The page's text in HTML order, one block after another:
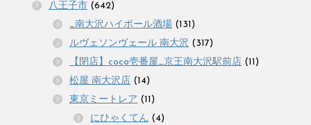
八王子市 (642)
_南大沢ハイボール酒場 (131)
ルヴェソンヴェール 南大沢 (317)
【閉店】coco壱番屋_京王南大沢駅前店 (11)
松屋 南大沢店 (14)
東京ミートレア (11)
にひゃくてん (4)